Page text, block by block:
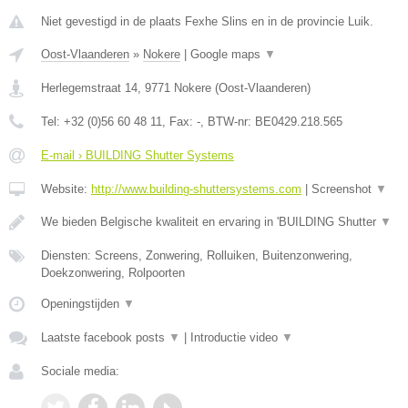
Niet gevestigd in de plaats Fexhe Slins en in de provincie Luik.
Oost-Vlaanderen » Nokere Google maps ▼
Herlegemstraat 14 9771 Nokere (Oost-Vlaanderen)
Tel: +32 (0)56 60 48 11 , Fax: - , BTW-nr: BE0429.218.565
E-mail › BUILDING Shutter Systems
Website: http://www.building-shuttersystems.com Screenshot ▼
We bieden Belgische kwaliteit en ervaring in 'BUILDING Shutter ▼
Diensten: Screens, Zonwering, Rolluiken, Buitenzonwering,
Doekzonwering, Rolpoorten
Openingstijden ▼
Laatste facebook posts ▼ Introductie video ▼
Sociale media: